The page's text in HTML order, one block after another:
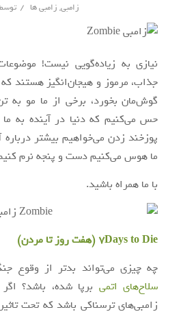
زامبی, زامبی ها /
نیازی به زیاده‌گویی نیست!
جذاب، مرموز و هیجان‌انگیز هستند
گوش‌مان بخورد، برخی از ما مو به
حس می‌کنیم که دنیا در آینده به ما
پوزخند زدن می‌خواهیم بیشتر درباره
ما هوس می‌کنیم دست و پنجه نرم
با ما همراه باشید.
7Days to Die (هفت روز تا مردن)
چه چیزی می‌تواند بدتر از وقوع
سلاح‌های اتمی برپا شده، باشد؟
زامبی‌های ترسناکی باشد که تحت